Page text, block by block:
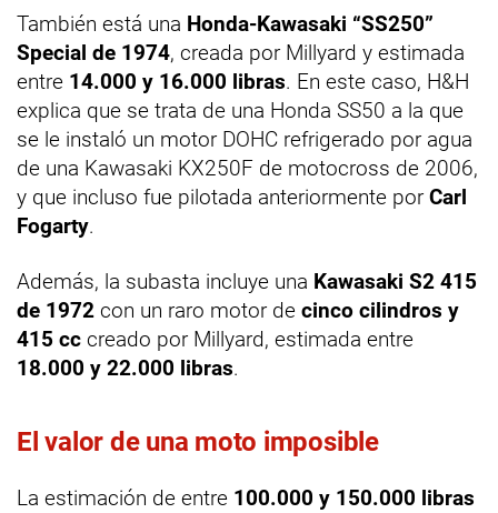
También está una Honda-Kawasaki “SS250”
Special de 1974, creada por Millyard y estimada
entre 14.000 y 16.000 libras. En este caso, H&H
explica que se trata de una Honda SS50 a la que
se le instaló un motor DOHC refrigerado por agua
de una Kawasaki KX250F de motocross de 2006,
y que incluso fue pilotada anteriormente por Carl
Fogarty.
Además, la subasta incluye una Kawasaki S2 415
de 1972 con un raro motor de cinco cilindros y
415 cc creado por Millyard, estimada entre
18.000 y 22.000 libras.
El valor de una moto imposible
La estimación de entre 100.000 y 150.000 libras